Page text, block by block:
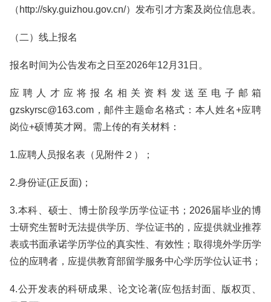
（http://sky.guizhou.gov.cn/）发布引才方案及岗位信息表。
（二）线上报名
报名时间为公告发布之日至2026年12月31日。
应聘人才应将报名相关资料发送至电子邮箱
gzskyrsc@163.com，邮件主题命名格式：本人姓名+应聘
岗位+硕博英才网。需上传的有关材料：
1.应聘人员报名表（见附件２）；
2.身份证(正反面)；
3.本科、硕士、博士阶段学历学位证书；2026届毕业的博
士研究生暂时无法提供学历、学位证书的，应提供就业推荐
表或书面承诺学历学位的真实性、有效性；取得境外学历学
位的应聘者，应提供教育部留学服务中心学历学位认证书；
4.公开发表的科研成果、论文论著(应包括封面、版权页、